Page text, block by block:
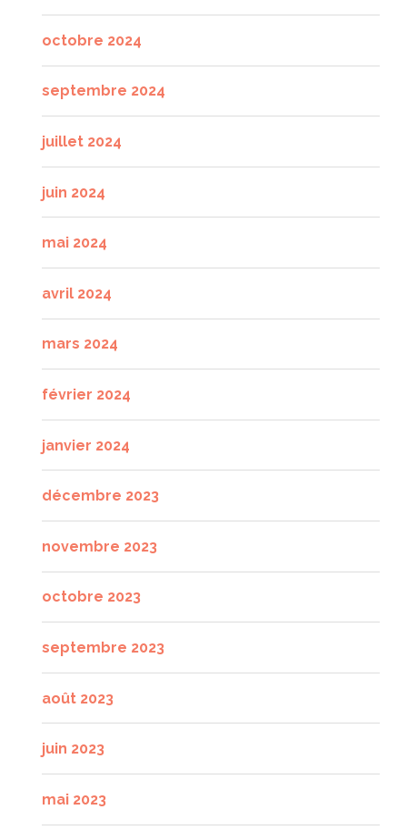
octobre 2024
septembre 2024
juillet 2024
juin 2024
mai 2024
avril 2024
mars 2024
février 2024
janvier 2024
décembre 2023
novembre 2023
octobre 2023
septembre 2023
août 2023
juin 2023
mai 2023